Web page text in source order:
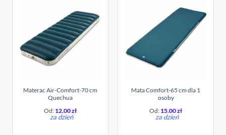
Materac Air-Comfort-70 cm
Quechua
Od: 12.00zł
za dzień
Mata Comfort-65 cm dla 1
osoby
Od: 15.00zł
za dzień